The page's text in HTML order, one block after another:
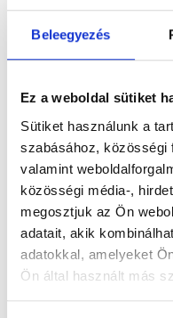
Beleegyezés
Ez a weboldal sütiket
Sütiket használunk a
szabásához,
valamint
közösségi média-,
megosztjuk az Ön
adatait, akik
adatokkal, amelyeket
Ön által használt más
Foglalj
Válassz
Válassz helyszínt